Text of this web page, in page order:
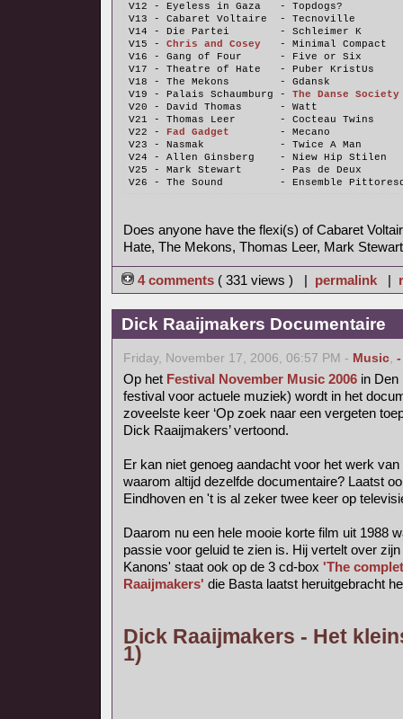
V12 - Eyeless in Gaza   - Topdogs?
V13 - Cabaret Voltaire  - Tecnoville
V14 - Die Partei        - Schleimer K
V15 - Chris and Cosey
   - Minimal Compact
V16 - Gang of Four      - Five or Six
V17 - Theatre of Hate   - Puber KristUs
V18 - The Mekons        - Gdansk
V19 - Palais Schaumburg - The Danse Society
V20 - David Thomas      - Watt
V21 - Thomas Leer       - Cocteau Twins
V22 -
Fad Gadget
        - Mecano
V23 - Nasmak            - Twice A Man
V24 - Allen Ginsberg    - Niew Hip Stilen
V25 - Mark Stewart      - Pas de Deux
V26 - The Sound         - Ensemble
Does anyone have the flexi(s) of Cabaret
Hate, The Mekons, Thomas Leer, Mark
4 comments ( 331 views ) | permalink|
Dick Raaijmakers Documentaire
Friday, November 17, 2006, 06:57 PM - Music, -
Op het Festival November Music 2006in Den
festival voor actuele muziek) wordt in het
zoveelste keer ‘Op zoek naar een vergeten
Dick Raaijmakers’ vertoond.
Er kan niet genoeg aandacht voor het werk
waarom altijd dezelfde documentaire? Laatst
Eindhoven en 't is al zeker twee keer op
Daarom nu een hele mooie korte film uit 1988
passie voor geluid te zien is. Hij vertelt over
Kanons' staat ook op de 3 cd-box 'The
Raaijmakers' die Basta laatst heruitgebracht
Dick Raaijmakers - Het
1)